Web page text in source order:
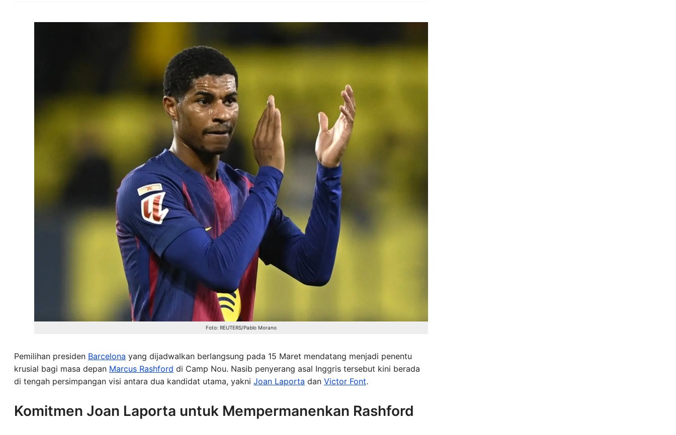
Foto: REUTERS/Pablo Morano
Pemilihan presiden Barcelona yang dijadwalkan berlangsung pada 15 Maret mendatang menjadi penentu
krusial bagi masa depan Marcus Rashford di Camp Nou. Nasib penyerang asal Inggris tersebut kini berada
di tengah persimpangan visi antara dua kandidat utama, yakni Joan Laporta dan Victor Font.
Komitmen Joan Laporta untuk Mempermanenkan Rashford